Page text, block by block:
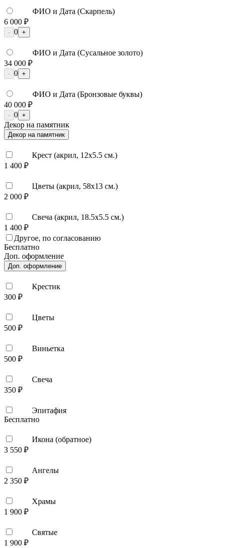
ФИО и Дата (Скарпель)
6 000 ₽
- 0 +
ФИО и Дата (Сусальное золото)
34 000 ₽
- 0 +
ФИО и Дата (Бронзовые буквы)
40 000 ₽
- 0 +
Декор на памятник
Декор на памятник
Крест (акрил, 12х5.5 см.)
1 400 ₽
Цветы (акрил, 58х13 см.)
2 000 ₽
Свеча (акрил, 18.5х5.5 см.)
1 400 ₽
Другое, по согласованию
Бесплатно
Доп. оформление
Доп. оформление
Крестик
300 ₽
Цветы
500 ₽
Виньетка
500 ₽
Свеча
350 ₽
Эпитафия
Бесплатно
Икона (обратное)
3 550 ₽
Ангелы
2 350 ₽
Храмы
1 900 ₽
Святые
1 900 ₽